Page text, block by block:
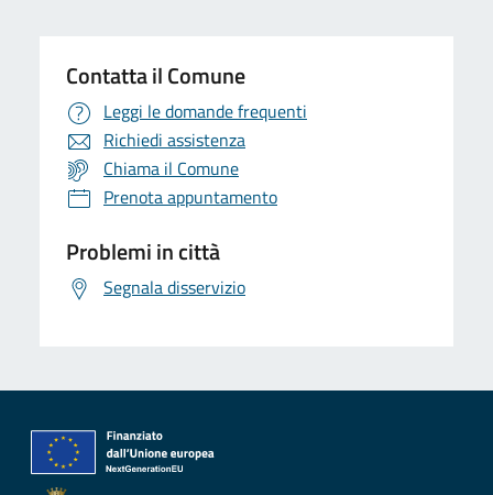
Contatta il Comune
Leggi le domande frequenti
Richiedi assistenza
Chiama il Comune
Prenota appuntamento
Problemi in città
Segnala disservizio